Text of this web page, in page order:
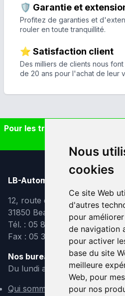
Nous
cookies
Ce site Web
d'autres
pour
de navigation
pour activer
base du site
meilleure
Web, pour
pour nos
🛡️ Garantie et
Profitez de garanties et
rouler en toute tranquillité.
⭐ Satisfaction client
Des milliers de clients nous
de 20 ans pour l'achat de leur
Pour les trajets courts,
LB-Automobiles.com
12, route de Lavaur
31850 Beaupuy
Tél. : 05 82 95 39 40
Fax : 05 31 08 10 91
Nos bureaux sont ouverts :
Du lundi au vendredi de 9h à
Qui sommes-nous ?